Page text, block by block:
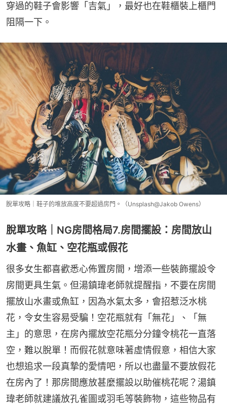
穿過的鞋子會影響「吉氣」，最好也在鞋櫃裝上櫃門
阻隔一下。
脫單攻略｜鞋子的堆放高度不要超過房門。（Unsplash@Jakob Owens）
脫單攻略｜NG房間格局7.房間擺設：房間放山
水畫、魚缸、空花瓶或假花
很多女生都喜歡悉心佈置房間，增添一些裝飾擺設令
房間更具生氣。但湯鎮瑋老師就提醒指，不要在房間
擺放山水畫或魚缸，因為水氣太多，會招惹泛水桃
花，令女生容易受騙！空花瓶就有「無花」、「無
主」的意思，在房內擺放空花瓶分分鐘令桃花一直落
空，難以脫單！而假花就意味著虛情假意，相信大家
也想追求一段真摯的愛情吧，所以也盡量不要放假花
在房內了！那房間應放甚麼擺設以助催桃花呢？湯鎮
瑋老師就建議放孔雀圖或羽毛等裝飾物，這些物品有